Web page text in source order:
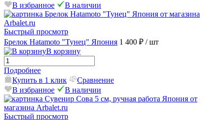
В избранное
В наличии
Быстрый просмотр
Брелок Hatamoto "Тунец" Япония 1 400 ₽ / шт
В корзину
Подробнее
Купить в 1 клик
Сравнение
В избранное
В наличии
Быстрый просмотр